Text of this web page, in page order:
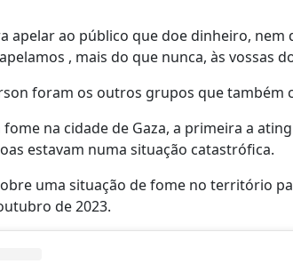
apelar ao público que doe dinheiro, nem
, mais do que nunca, às vossas
foram os outros grupos que também
na cidade de Gaza, a primeira a
estavam numa situação catastrófica.
uma situação de fome no território
de 2023.